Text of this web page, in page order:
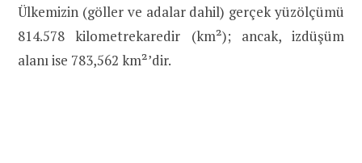
Ülkemizin (göller ve adalar dahil) gerçek yüzölçümü
814.578 kilometrekaredir (km²); ancak, izdüşüm
alanı ise 783,562 km²’dir.